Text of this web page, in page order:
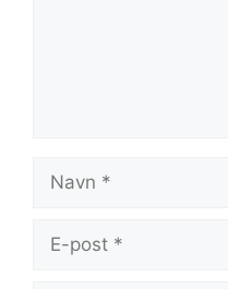
post